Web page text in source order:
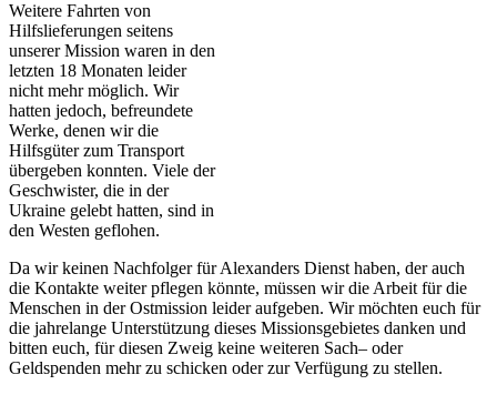
Weitere Fahrten von
Hilfslieferungen seitens
unserer Mission waren in den
letzten 18 Monaten leider
nicht mehr möglich. Wir
hatten jedoch, befreundete
Werke, denen wir die
Hilfsgüter zum Transport
übergeben konnten. Viele der
Geschwister, die in der
Ukraine gelebt hatten, sind in
den Westen geflohen.
Da wir keinen Nachfolger für Alexanders Dienst haben, der auch
die Kontakte weiter pflegen könnte, müssen wir die Arbeit für die
Menschen in der Ostmission leider aufgeben. Wir möchten euch für
die jahrelange Unterstützung dieses Missionsgebietes danken und
bitten euch, für diesen Zweig keine weiteren Sach– oder
Geldspenden mehr zu schicken oder zur Verfügung zu stellen.